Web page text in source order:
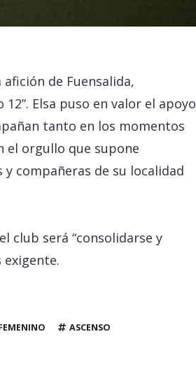
de Fuensalida,
Elsa puso en valor el apoyo
tanto en los momentos
el orgullo que supone
compañeras de su localidad
club será “consolidarse y
exigente.
ASCENSO